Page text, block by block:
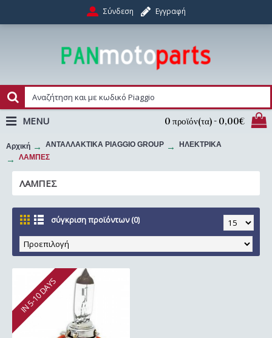
Σύνδεση Εγγραφή
0 προϊόν(τα) - 0,00€
MENU
Αρχική ΑΝΤΑΛΛΑΚΤΙΚΑ PIAGGIO GROUP
ΗΛΕΚΤΡΙΚΑ
ΛΑΜΠΕΣ
ΛΑΜΠΕΣ
σύγκριση προϊόντων (0)
IN 5-10 DAYS